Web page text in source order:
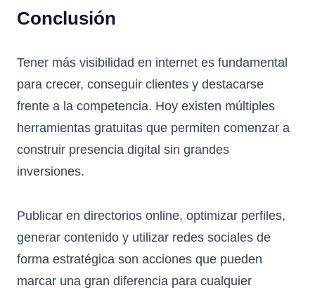
Conclusión
Tener más visibilidad en internet es fundamental
para crecer, conseguir clientes y destacarse
frente a la competencia. Hoy existen múltiples
herramientas gratuitas que permiten comenzar a
construir presencia digital sin grandes
inversiones.
Publicar en directorios online, optimizar perfiles,
generar contenido y utilizar redes sociales de
forma estratégica son acciones que pueden
marcar una gran diferencia para cualquier